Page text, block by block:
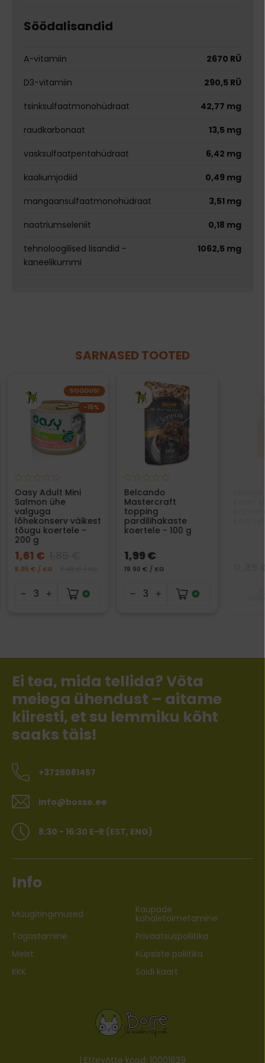
Söödalisandid
A-vitamiin
2670 RÜ
D3-vitamiin
290,5 RÜ
tsinksulfaatmonohüdraat
42,77 mg
raudkarbonaat
13,5 mg
vasksulfaatpentahüdraat
6,42 mg
kaaliumjodiid
0,49 mg
mangaansulfaatmonohüdraat
3,51 mg
naatriumseleniit
0,18 mg
tehnoloogilised lisandid -
kaneelikummi
1062,5 mg
SARNASED TOOTED
SOODUS!
−15%
Oasy Adult Mini
Salmon ühe
valguga
lõhekonserv väikest
tõugu koertele -
200 g
1,61 €
8.05 € / KG
Belcando
Mastercraft
topping
pardilihakaste
koertele - 100 g
1,99 €
19.90 € / KG
Ei tea, mida tellida? Võta
meiega ühendust – aitame
kiiresti, et su lemmiku kõht
saaks täis!
+3725081457
info@bosse.ee
8:30 - 16:30 E-R (EST, ENG)
Info
Müügitingimused Kaupade
kohaletoimetamine
Tagastamine
Privaatsuspoliitika
Meist
Küpsiste poliitika
KKK
Saidi kaart
| Ettevõtte kood: 10001839